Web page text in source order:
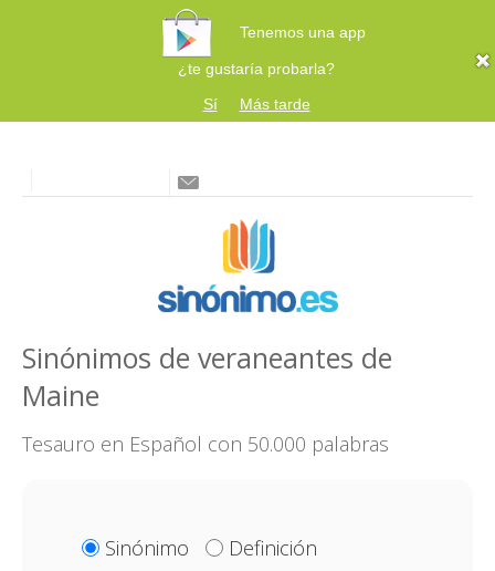
Tenemos una app
¿te gustaría probarla?
Sí
Más tarde
Sinónimos de veraneantes de
Maine
Tesauro en Español con 50.000 palabras
Sinónimo
Definición